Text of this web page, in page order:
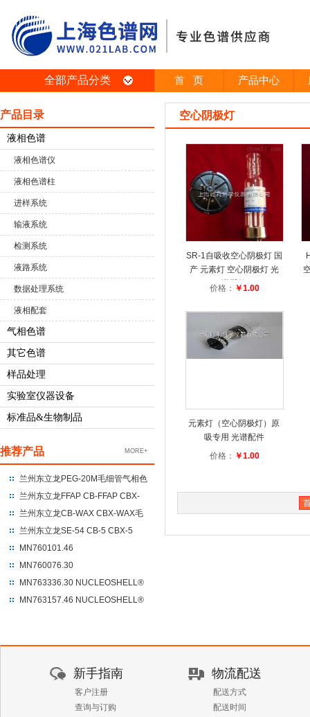
首 页 产品中心
全部产品分类
产品目录
液相色谱
液相色谱仪
液相色谱柱
进样系统
输液系统
检测系统
液路系统
数据处理系统
液相配套
气相色谱
其它色谱
样品处理
实验室仪器设备
标准品&生物制品
推荐产品 MORE+
兰州东立龙PEG-20M毛细管气相色
谱柱 聚乙二醇-20M
兰州东立龙FFAP CB-FFAP CBX-
FFAP毛细管气相色谱柱 100%硝基
兰州东立龙CB-WAX CBX-WAX毛
细管气相色谱柱 100%聚乙二醇
兰州东立龙SE-54 CB-5 CBX-5
CBX-5ms毛细管气相色谱柱 %苯
MN760101.46
NUCLEODUR®C18 Gravity
MN760076.30
NUCLEODUR®C18 Gravity
MN763336.30 NUCLEOSHELL®
HILIC 150*3.0*2.7
MN763157.46 NUCLEOSHELL®
空心阴极灯
SR-1自吸收空心阴极灯 国
产 元素灯 空心阴极灯 光
谱配件
价格： ￥1.00
元素灯（空心阴极灯）原
吸专用 光谱配件
价格： ￥1.00
新手指南
客户注册
查询与订购
物流配送
配送方式
配送时间